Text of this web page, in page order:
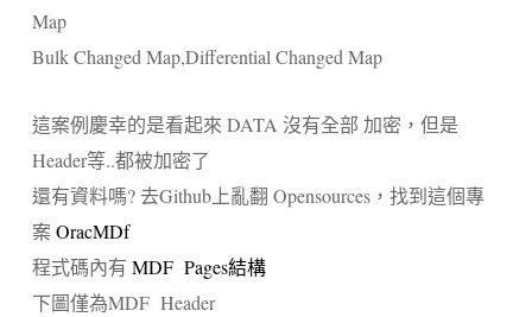
Map
Bulk Changed Map,Differential Changed Map
這案例慶幸的是看起來 DATA 沒有全部 加密，但是
Header等..都被加密了
還有資料嗎? 去Github上亂翻 Opensources，找到這個專
案OracMDf
程式碼內有 MDF Pages結構
下圖僅為MDF Header